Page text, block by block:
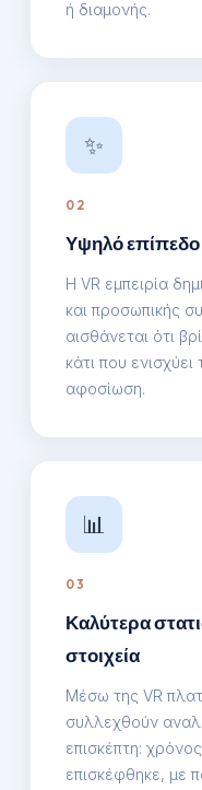
ή διαμονής.
✨
02
Υψηλό επίπεδο
Η VR εμπειρία
και προσωπικής
αισθάνεται ότι
κάτι που
αφοσίωση.
📊
03
Καλύτερα
στοιχεία
Μέσω της VR
συλλεχθούν
επισκέπτη:
επισκέφθηκε, με